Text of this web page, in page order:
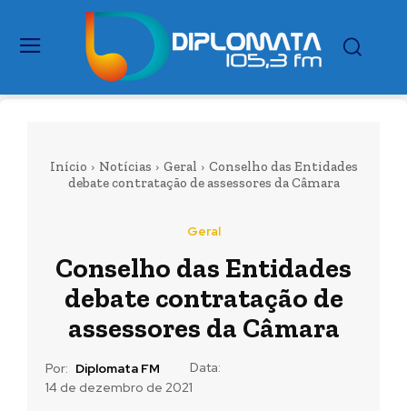
Início Notícias Geral
Conselho das Entidades
debate contratação de assessores da Câmara
Geral
Conselho das Entidades
debate contratação de
assessores da Câmara
Por: Diplomata FM
Data:
14 de dezembro de 2021